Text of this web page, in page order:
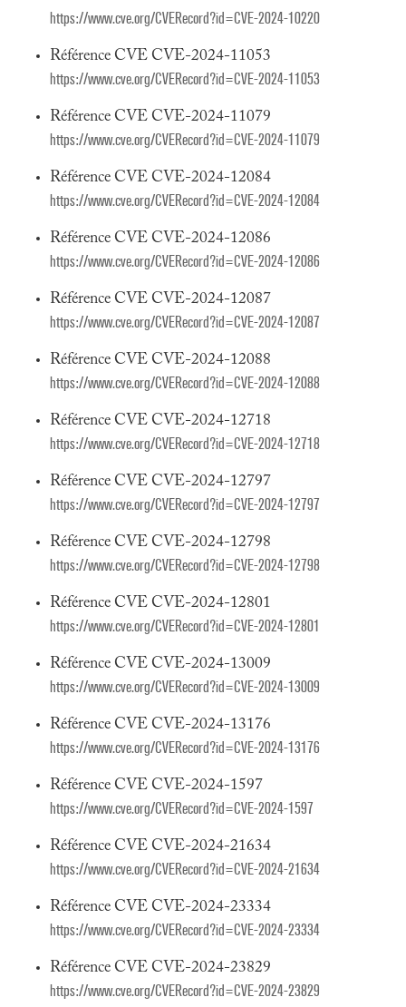
https://www.cve.org/CVERecord?id=CVE-2024-10220
Référence CVE CVE-2024-11053
https://www.cve.org/CVERecord?id=CVE-2024-11053
Référence CVE CVE-2024-11079
https://www.cve.org/CVERecord?id=CVE-2024-11079
Référence CVE CVE-2024-12084
https://www.cve.org/CVERecord?id=CVE-2024-12084
Référence CVE CVE-2024-12086
https://www.cve.org/CVERecord?id=CVE-2024-12086
Référence CVE CVE-2024-12087
https://www.cve.org/CVERecord?id=CVE-2024-12087
Référence CVE CVE-2024-12088
https://www.cve.org/CVERecord?id=CVE-2024-12088
Référence CVE CVE-2024-12718
https://www.cve.org/CVERecord?id=CVE-2024-12718
Référence CVE CVE-2024-12797
https://www.cve.org/CVERecord?id=CVE-2024-12797
Référence CVE CVE-2024-12798
https://www.cve.org/CVERecord?id=CVE-2024-12798
Référence CVE CVE-2024-12801
https://www.cve.org/CVERecord?id=CVE-2024-12801
Référence CVE CVE-2024-13009
https://www.cve.org/CVERecord?id=CVE-2024-13009
Référence CVE CVE-2024-13176
https://www.cve.org/CVERecord?id=CVE-2024-13176
Référence CVE CVE-2024-1597
https://www.cve.org/CVERecord?id=CVE-2024-1597
Référence CVE CVE-2024-21634
https://www.cve.org/CVERecord?id=CVE-2024-21634
Référence CVE CVE-2024-23334
https://www.cve.org/CVERecord?id=CVE-2024-23334
Référence CVE CVE-2024-23829
https://www.cve.org/CVERecord?id=CVE-2024-23829